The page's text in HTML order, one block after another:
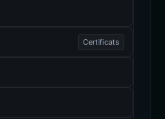
Certificats